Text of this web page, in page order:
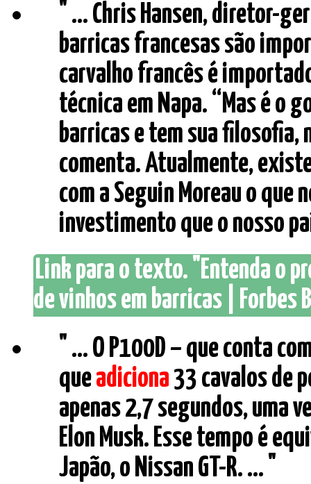
" ... Chris Hansen, diretor-
barricas francesas são
carvalho francês é
técnica em Napa. “Mas é o
barricas e tem sua filosofia,
comenta. Atualmente,
com a Seguin Moreau o que
investimento que o nosso
Link para o texto. "Entenda o
de vinhos em barricas | Forbes
" ... O P100D – que conta
queadiciona33 cavalos de
apenas 2,7 segundos, uma
Elon Musk. Esse tempo é
Japão, o Nissan GT-R. ... "